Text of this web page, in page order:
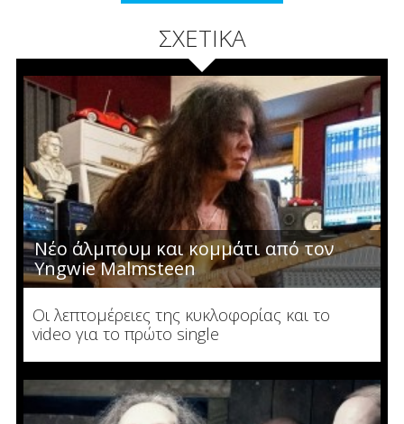
ΣΧΕΤΙΚΑ
Νέο άλμπουμ και κομμάτι από τον
Yngwie Malmsteen
Οι λεπτομέρειες της κυκλοφορίας και το
video για το πρώτο single